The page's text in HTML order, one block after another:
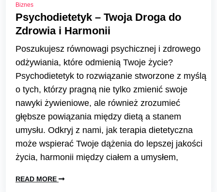
Biznes
Psychodietetyk – Twoja Droga do
Zdrowia i Harmonii
Poszukujesz równowagi psychicznej i zdrowego
odżywiania, które odmienią Twoje życie?
Psychodietetyk to rozwiązanie stworzone z myślą
o tych, którzy pragną nie tylko zmienić swoje
nawyki żywieniowe, ale również zrozumieć
głębsze powiązania między dietą a stanem
umysłu. Odkryj z nami, jak terapia dietetyczna
może wspierać Twoje dążenia do lepszej jakości
życia, harmonii między ciałem a umysłem,
READ MORE